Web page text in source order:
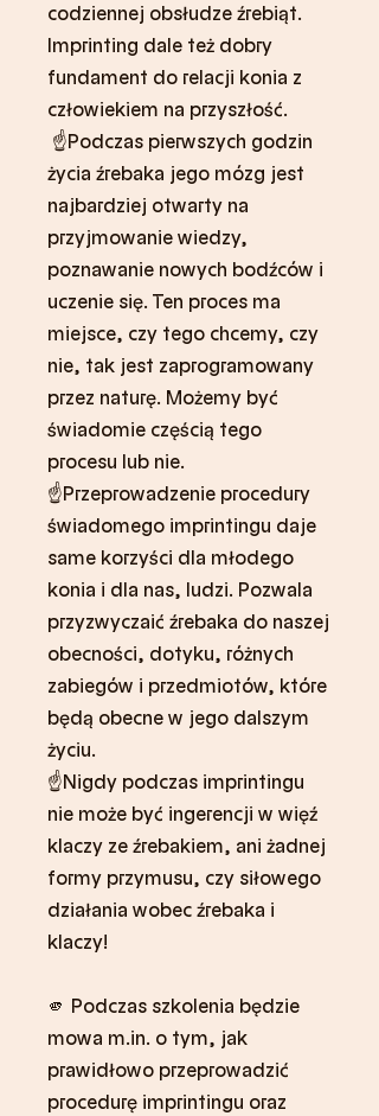
codziennej obsłudze źrebiąt.
Imprinting dale też dobry
fundament do relacji konia z
człowiekiem na przyszłość.
☝️Podczas pierwszych godzin
życia źrebaka jego mózg jest
najbardziej otwarty na
przyjmowanie wiedzy,
poznawanie nowych bodźców i
uczenie się. Ten proces ma
miejsce, czy tego chcemy, czy
nie, tak jest zaprogramowany
przez naturę. Możemy być
świadomie częścią tego
procesu lub nie.
☝️Przeprowadzenie procedury
świadomego imprintingu daje
same korzyści dla młodego
konia i dla nas, ludzi. Pozwala
przyzwyczaić źrebaka do naszej
obecności, dotyku, różnych
zabiegów i przedmiotów, które
będą obecne w jego dalszym
życiu.
☝️Nigdy podczas imprintingu
nie może być ingerencji w więź
klaczy ze źrebakiem, ani żadnej
formy przymusu, czy siłowego
działania wobec źrebaka i
klaczy!
🫵 Podczas szkolenia będzie
mowa m.in. o tym, jak
prawidłowo przeprowadzić
procedurę imprintingu oraz